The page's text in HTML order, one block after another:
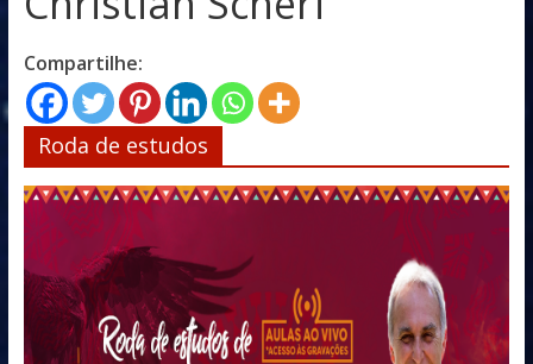
Compartilhe:
Roda de estudos